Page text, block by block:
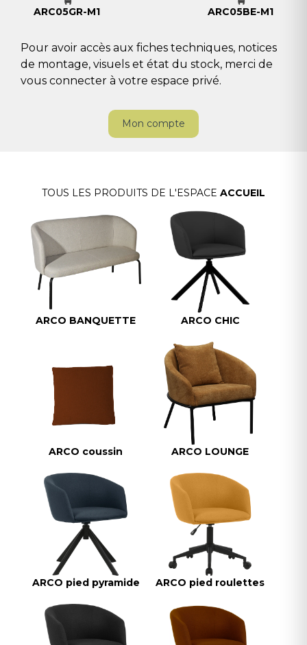
ARC05GR-M1 ARC05BE-M1
Pour avoir accès aux fiches techniques, notices
de montage, visuels et état du stock, merci de
vous connecter à votre espace privé.
Mon compte
TOUS LES PRODUITS DE L'ESPACE ACCUEIL
ARCO BANQUETTE ARCO CHIC
ARCO coussin ARCO LOUNGE
ARCO pied pyramide ARCO pied roulettes